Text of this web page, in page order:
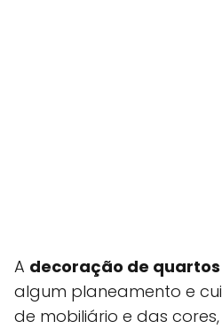
A decoração de
algum planeamento e
de mobiliário e das